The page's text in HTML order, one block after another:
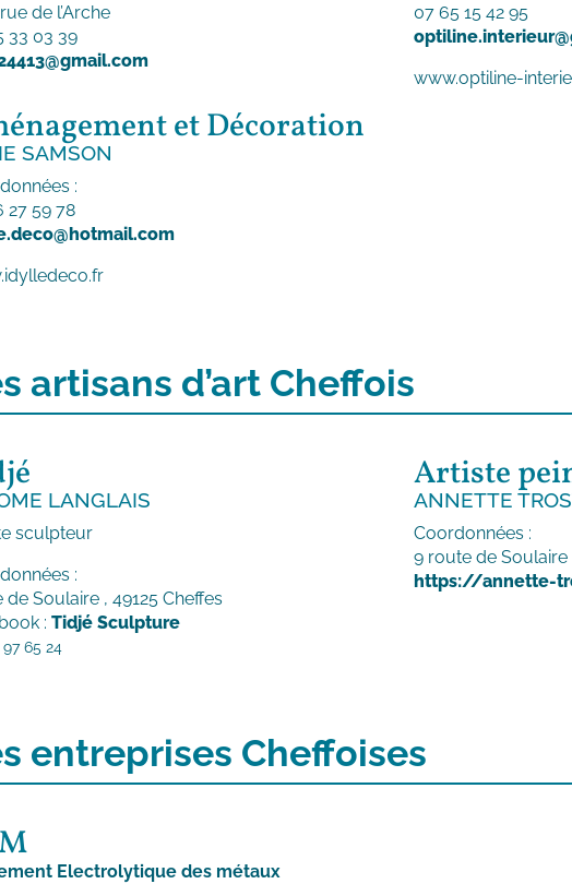
de l’Arche
33 03 39
et Décoration
SAMSON
:
27 59 78
07 65 15 42 95
www.optiline-
artisans d’art Cheffois
LANGLAIS
sculpteur
:
de Soulaire , 49125 Cheffes
:Tidjé Sculpture
65 24
Artiste
ANNETTE
Coordonnées :
9 route de Soulaire
https://annette-
entreprises Cheffoises
Electrolytique des métaux